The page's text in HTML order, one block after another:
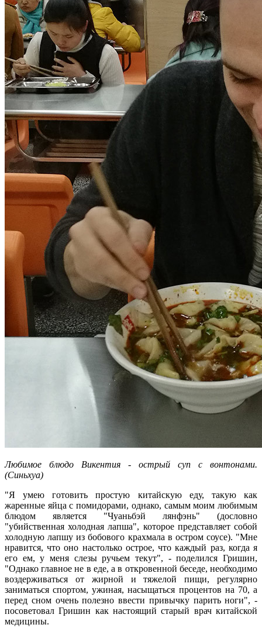
Любимое блюдо Викентия - острый суп с вонтонами.
(Синьхуа)
"Я умею готовить простую китайскую еду, такую как
жаренные яйца с помидорами, однако, самым моим любимым
блюдом является "Чуаньбэй лянфэнь" (дословно
"убийственная холодная лапша", которое представляет собой
холодную лапшу из бобового крахмала в остром соусе). "Мне
нравится, что оно настолько острое, что каждый раз, когда я
его ем, у меня слезы ручьем текут", - поделился Гришин,
"Однако главное не в еде, а в откровенной беседе, необходимо
воздерживаться от жирной и тяжелой пищи, регулярно
заниматься спортом, ужиная, насыщаться процентов на 70, а
перед сном очень полезно ввести привычку парить ноги", -
посоветовал Гришин как настоящий старый врач китайской
медицины.